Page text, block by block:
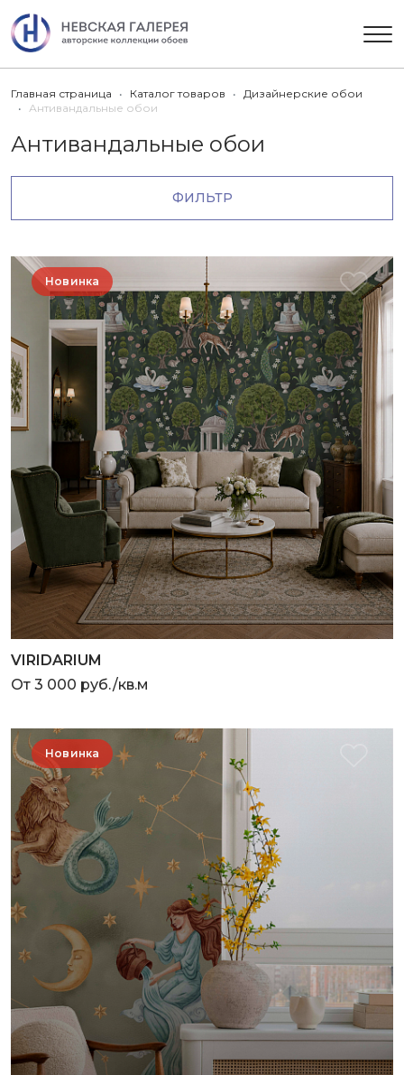
Главная страница Каталог товаров
Дизайнерские обои
Антивандальные обои
Антивандальные обои
ФИЛЬТР
Новинка
VIRIDARIUM
От 3 000 руб./кв.м
Новинка